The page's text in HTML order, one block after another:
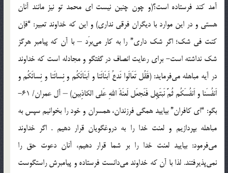
آمد كند فرستاده است؟(و چون چنين نيست اي محمد تو نيز مانند آنان
هستي و در اين موارد با ديگران فرقي نداري) و اين كه خداوند تعبير: “فإن
كنت في شك؛ اگر شك داري” را به كار مي‌برَد – با آن كه پيامبر هرگز
شك نداشته است- براي رعايت انصاف در گفتگو و مجادله است كه خداوند
در آيه مباهله مي‌فرمايد: (فَقُل تَعَالَوا نَدعُ اَبنَائَنا و اَبنَائَكُم و نِسائَنا و نِسائَكُم و
اَنفُسَنا و اَنفُسَكُم ثُمَّ نَبتَهِل فَنَجعَل لَعنَةَ اللهِ عَلي الكاذِبين) – آل عمران/ 61-
بگو: “اي كافران” بياييد همگي فرزندان، همسران و خود را بخوانيم سپس به
مباهله بپردازيم و لعنت خدا را به دروغگويان قرار دهيم . اگر خداوند
مي‌فرمود: بياييد لعنت خدا را بر شما قرار دهيم، آنان دعوت حق را
نمي‌پذيرفتند. لذا با آن كه خداوند مي‌دانست فرستاده و پيامبرش راستگوست